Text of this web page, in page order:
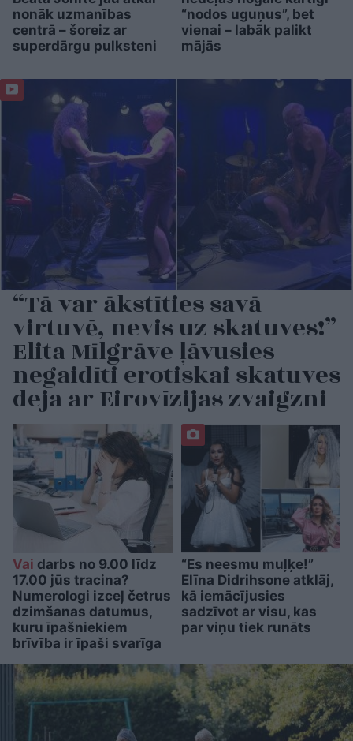
nonāk uzmanības
centrā – šoreiz ar
superdārgu pulksteni
“nodos uguņus”, bet
vienai – labāk palikt
mājās
“Tā var ākstīties savā
virtuvē, nevis uz skatuves!”
Elita Mīlgrāve ļāvusies
negaidīti erotiskai skatuves
deja ar Eirovīzijas zvaigzni
Vai darbs no 9.00 līdz
17.00 jūs tracina?
Numerologi izceļ četrus
dzimšanas datumus,
kuru īpašniekiem
brīvība ir īpaši svarīga
“Es neesmu muļķe!”
Elīna Didrihsone atklāj,
kā iemācījusies
sadzīvot ar visu, kas
par viņu tiek runāts